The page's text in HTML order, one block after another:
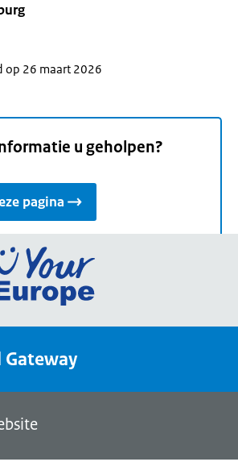
op 26 maart 2026
u geholpen?
pagina
Ga
de
een
de